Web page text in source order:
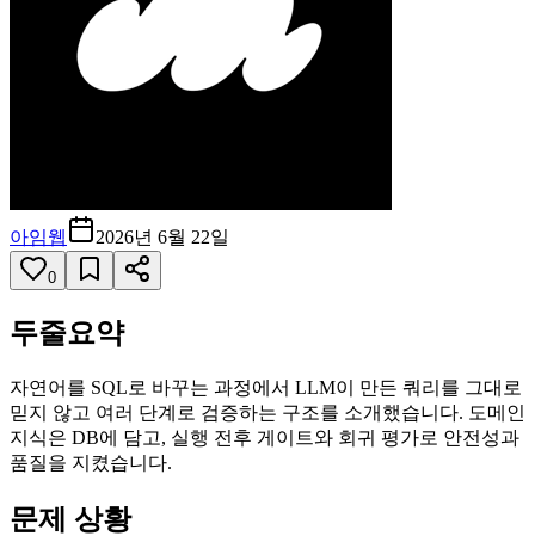
아임웹 2026년 6월 22일
0
두줄요약
자연어를 SQL로 바꾸는 과정에서 LLM이 만든 쿼리를 그대로
믿지 않고 여러 단계로 검증하는 구조를 소개했습니다. 도메인
지식은 DB에 담고, 실행 전후 게이트와 회귀 평가로 안전성과
품질을 지켰습니다.
문제 상황